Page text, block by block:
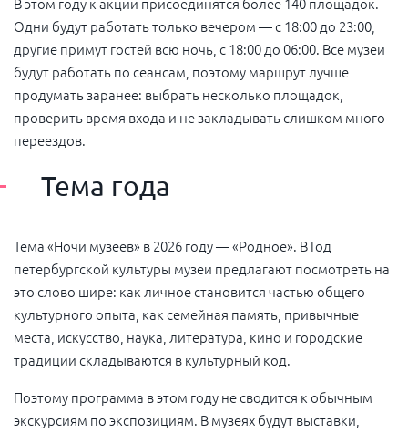
Одни будут работать только вечером — с 18:00 до 23:00,
другие примут гостей всю ночь, с 18:00 до 06:00. Все музеи
будут работать по сеансам, поэтому маршрут лучше
продумать заранее: выбрать несколько площадок,
проверить время входа и не закладывать слишком много
переездов.
Тема года
Тема «Ночи музеев» в 2026 году — «Родное». В Год
петербургской культуры музеи предлагают посмотреть на
это слово шире: как личное становится частью общего
культурного опыта, как семейная память, привычные
места, искусство, наука, литература, кино и городские
традиции складываются в культурный код.
Поэтому программа в этом году не сводится к обычным
экскурсиям по экспозициям. В музеях будут выставки,